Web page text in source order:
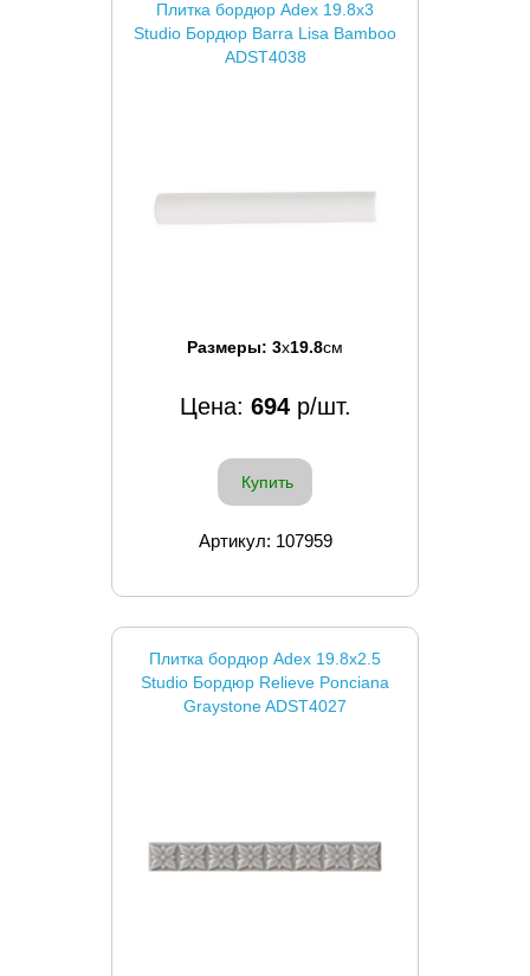
Плитка бордюр Adex 19.8x3
Studio Бордюр Barra Lisa Bamboo
ADST4038
Размеры: 3x19.8см
Цена: 694р/шт.
Купить
Артикул: 107959
Плитка бордюр Adex 19.8x2.5
Studio Бордюр Relieve Ponciana
Graystone ADST4027